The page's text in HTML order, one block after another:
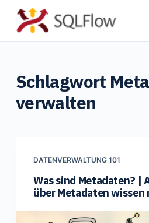
Z
u
Schlagwort
verwalten
DATENVERWALTUNG 101
Was sind Metadaten? |
über Metadaten wissen